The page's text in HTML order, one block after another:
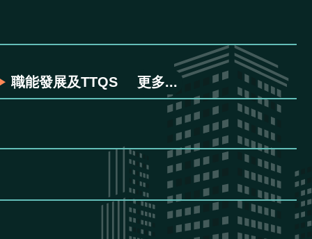
職能發展及TTQS 更多...